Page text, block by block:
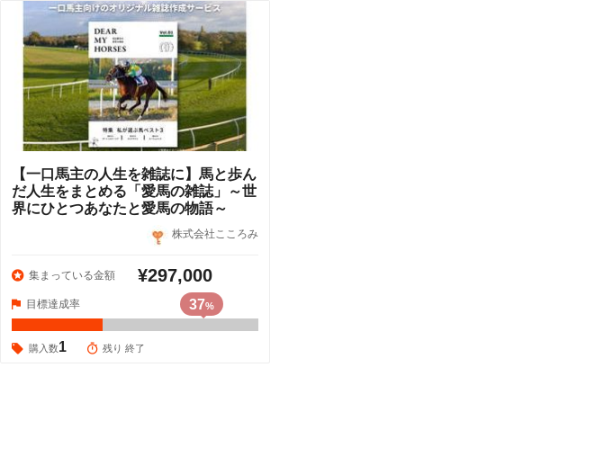
【一口馬主の人生を雑誌に】馬と歩ん
だ人生をまとめる「愛馬の雑誌」～世
界にひとつあなたと愛馬の物語～
株式会社こころみ
集まっている金額 ¥297,000
目標達成率 37%
購入数1 残り 終了